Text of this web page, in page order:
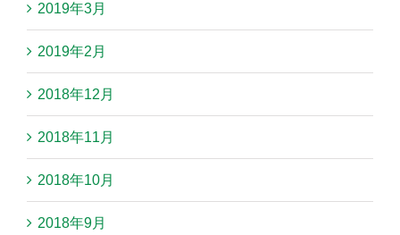
2019年3月
2019年2月
2018年12月
2018年11月
2018年10月
2018年9月